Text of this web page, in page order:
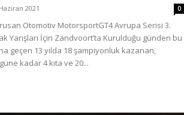
2021 0
Otomotiv MotorsportGT4 Avrupa Serisi 3.
Yarışları İçin Zandvoort’ta Kurulduğu günden bu
geçen 13 yılda 18 şampiyonluk kazanan,
kadar 4 kıta ve 20...